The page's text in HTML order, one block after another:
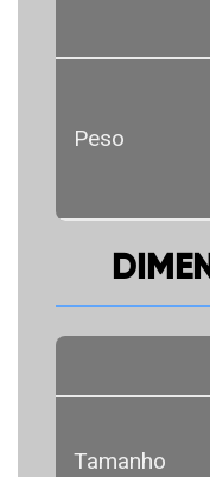
Peso
Tamanho